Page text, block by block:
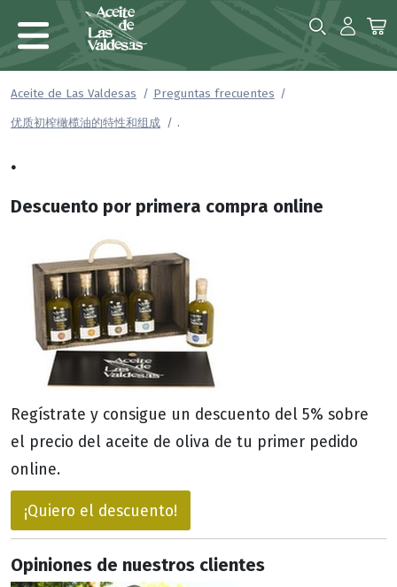
Aceite de Las Valdesas
Preguntas frecuentes
优质初榨橄榄油的特性和组成
.
Descuento por primera compra online
Regístrate y consigue un descuento del 5% sobre
el precio del aceite de oliva de tu primer pedido
online.
¡Quiero el descuento!
Opiniones de nuestros clientes
.